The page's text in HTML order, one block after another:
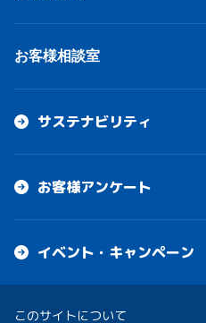
お客様相談室
サステナビリティ
お客様アンケート
イベント・キャンペーン
このサイトについて